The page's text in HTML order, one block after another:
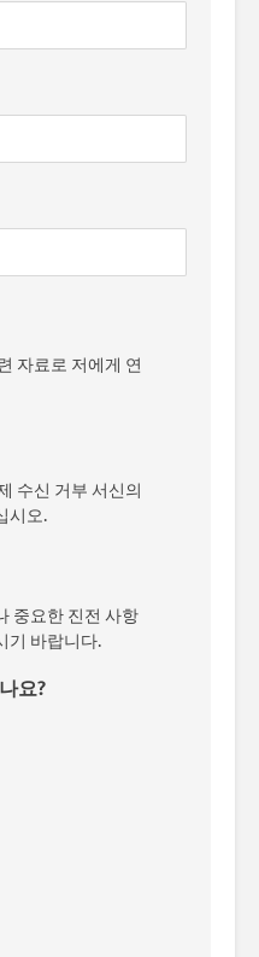
자료로 저에게 연
수신 거부 서신의
시오.
중요한 진전 사항
기 바랍니다.
요?